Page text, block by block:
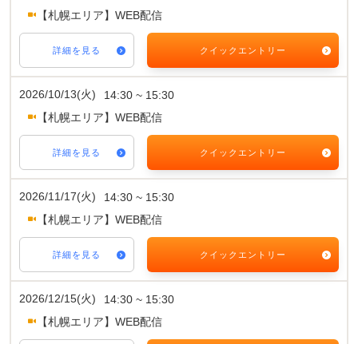
【札幌エリア】WEB配信
詳細を見る クイックエントリー
2026/10/13(火)
14:30 ~ 15:30
【札幌エリア】WEB配信
詳細を見る クイックエントリー
2026/11/17(火)
14:30 ~ 15:30
【札幌エリア】WEB配信
詳細を見る クイックエントリー
2026/12/15(火)
14:30 ~ 15:30
【札幌エリア】WEB配信